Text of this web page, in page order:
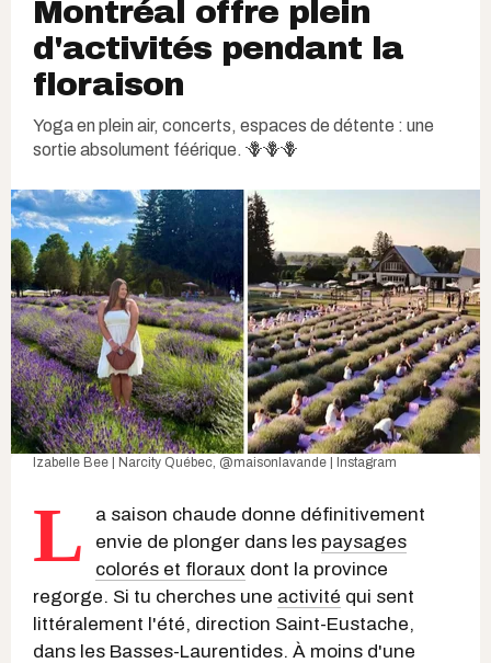
Montréal offre plein
d'activités pendant la
floraison
Yoga en plein air, concerts, espaces de détente : une
sortie absolument féérique. 🪻🪻🪻
Izabelle Bee | Narcity Québec, @maisonlavande | Instagram
L
a saison chaude donne définitivement
envie de plonger dans les paysages
colorés et floraux dont la province
regorge. Si tu cherches une activité qui sent
littéralement l'été, direction Saint-Eustache,
dans les Basses-Laurentides. À moins d'une